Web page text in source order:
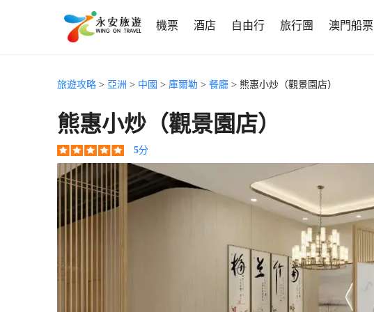
機票 酒店 自由行 旅行團 澳門船票
旅遊攻略 > 亞洲 > 中國 > 庫爾勒 > 餐廳 > 熊惠小炒（觀景園店）
熊惠小炒（觀景園店）
5分